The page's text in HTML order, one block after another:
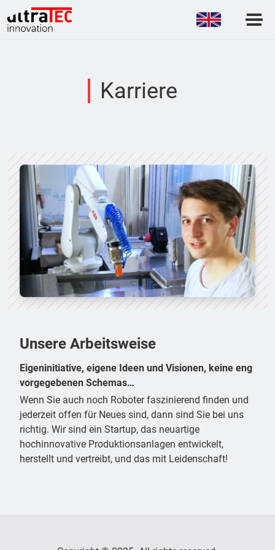
Karriere
Unsere Arbeitsweise
Eigeninitiative, eigene Ideen und Visionen, keine eng
vorgegebenen Schemas…
Wenn Sie auch noch Roboter faszinierend finden und
jederzeit offen für Neues sind, dann sind Sie bei uns
richtig. Wir sind ein Startup, das neuartige
hochinnovative Produktionsanlagen entwickelt,
herstellt und vertreibt, und das mit Leidenschaft!